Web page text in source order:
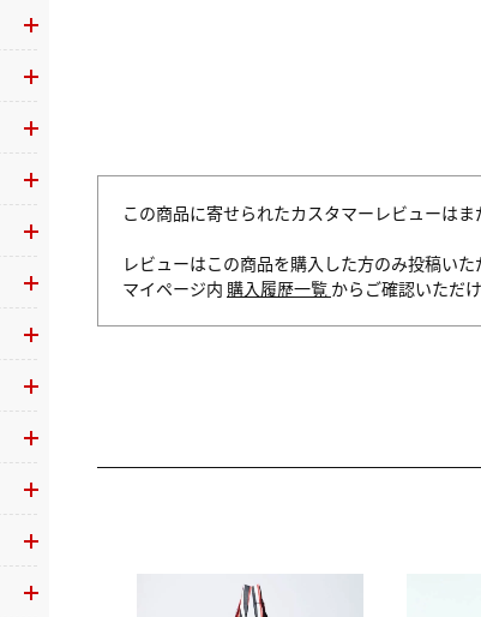
この商品に寄せられたカスタマーレビューはま
レビューはこの商品を購入した方のみ投稿いた
マイページ内 購入履歴一覧 からご確認いただけ